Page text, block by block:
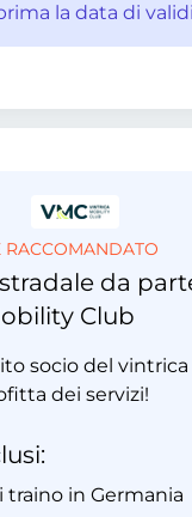
la data di
RACCOMANDATO
da
Club
socio del
dei servizi!
traino in Germania